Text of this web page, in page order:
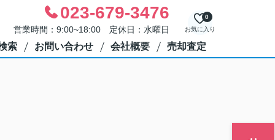
023-679-3476
営業時間：9:00~18:00 定休日：水曜日 お気に入り
0
索 お問い合わせ 会社概要 売却査定